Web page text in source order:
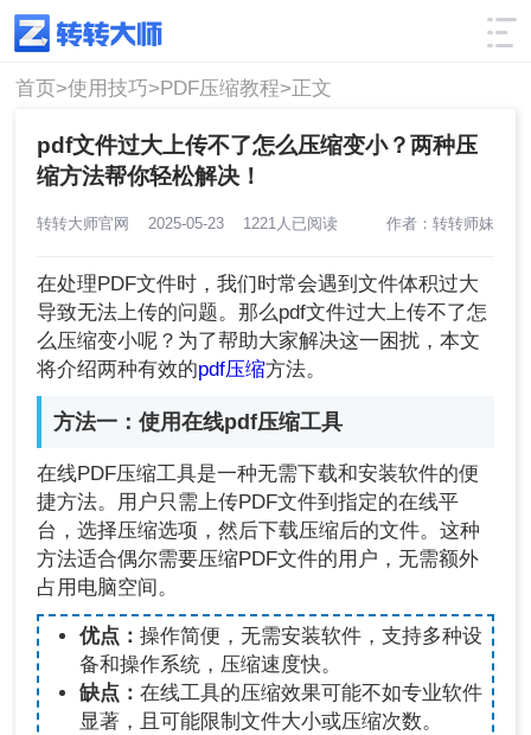
使用技巧 筛选
首页>使用技巧>PDF压缩教程>正文
pdf文件过大上传不了怎么压缩变小？两种压
缩方法帮你轻松解决！
转转大师官网 2025-05-23 1221人已阅读 作者：转转师妹
在处理PDF文件时，我们时常会遇到文件体积过大
导致无法上传的问题。那么pdf文件过大上传不了怎
么压缩变小呢？为了帮助大家解决这一困扰，本文
将介绍两种有效的pdf压缩方法。
方法一：使用在线pdf压缩工具
在线PDF压缩工具是一种无需下载和安装软件的便
捷方法。用户只需上传PDF文件到指定的在线平
台，选择压缩选项，然后下载压缩后的文件。这种
方法适合偶尔需要压缩PDF文件的用户，无需额外
占用电脑空间。
优点： 操作简便，无需安装软件，支持多种设
备和操作系统，压缩速度快。
缺点： 在线工具的压缩效果可能不如专业软件
显著，且可能限制文件大小或压缩次数。